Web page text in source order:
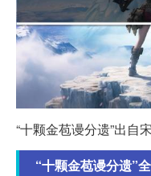
“十颗金苞谩分遗”出自
“十颗金苞谩分遗”